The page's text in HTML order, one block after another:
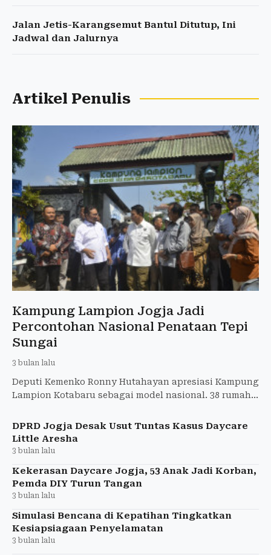
Jalan Jetis-Karangsemut Bantul Ditutup, Ini
Jadwal dan Jalurnya
Artikel Penulis
Kampung Lampion Jogja Jadi
Percontohan Nasional Penataan Tepi
Sungai
3 bulan lalu
Deputi Kemenko Ronny Hutahayan apresiasi Kampung
Lampion Kotabaru sebagai model nasional. 38 rumah
DPRD Jogja Desak Usut Tuntas Kasus Daycare
Little Aresha
3 bulan lalu
Kekerasan Daycare Jogja, 53 Anak Jadi Korban,
Pemda DIY Turun Tangan
3 bulan lalu
Simulasi Bencana di Kepatihan Tingkatkan
Kesiapsiagaan Penyelamatan
3 bulan lalu